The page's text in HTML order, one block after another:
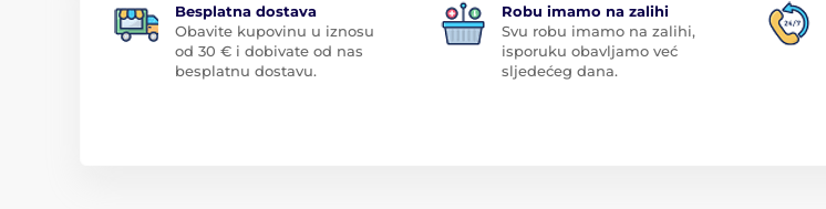
Besplatna dostava
Obavite kupovinu u iznosu
od 30 € i dobivate od nas
besplatnu dostavu.
Robu imamo na zalihi
Svu robu imamo na zalihi,
isporuku obavljamo već
sljedećeg dana.